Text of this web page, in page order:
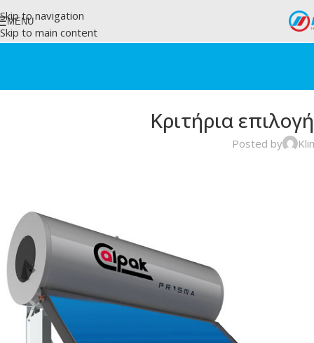
Skip to navigation
Skip to main content
MENU
Κριτήρια
Posted by